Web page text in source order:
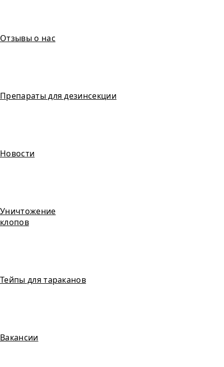
Отзывы о нас
Препараты для дезинсекции
Новости
Уничтожение
клопов
Тейпы для тараканов
Вакансии